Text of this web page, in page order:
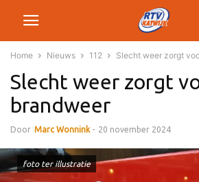
Home Nieuws 112 Slecht weer zorgt
Slecht weer zorgt
brandweer
Door Marc Wonnink - 20 november 2024
foto ter illustratie